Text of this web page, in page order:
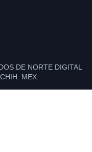
DE NORTE DIGITAL
MEX.